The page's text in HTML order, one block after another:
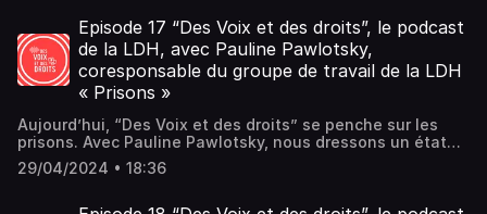
création en 1898 (violation des droits syndicaux,
accidents du travail et des maladies professionnelles,
droit de mener une vie familiale, surveillance des salariés,
esclavage moderne,...).
Episode 17 “Des Voix et des droits”, le podcast
de la LDH, avec Pauline Pawlotsky,
coresponsable du groupe de travail de la LDH
« Prisons »
Aujourd’hui, “Des Voix et des droits” se penche sur les
prisons. Avec Pauline Pawlotsky, nous dressons un état
des lieux alarmant sur les prisons, essentiellement dû à la
surpopulation carcérale (76 800 détenus pour 60 000
29/04/2024 • 18:36